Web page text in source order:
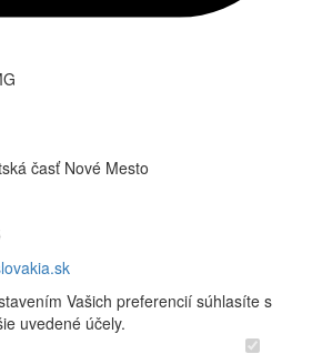
časť Nové Mesto
Vašich preferencií súhlasíte s
uvedené účely.